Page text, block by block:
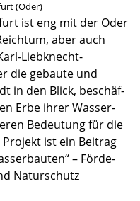
(Oder)
ist eng mit der Oder
aber auch
Liebknecht-
die gebaute und
in den Blick, beschäf­
Erbe ihrer Wasser-
Bedeu­tung für die
ist ein Beitrag
– Förde­
Natur­schutz